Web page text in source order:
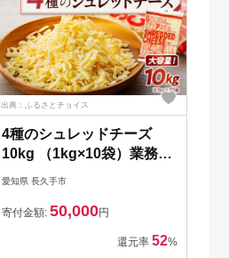
出典：ふるさとチョイス
4種のシュレッドチーズ
10kg （1kg×10袋）業務用
大容量
愛知県 長久手市
寄付金額: 50,000円
還元率 52%